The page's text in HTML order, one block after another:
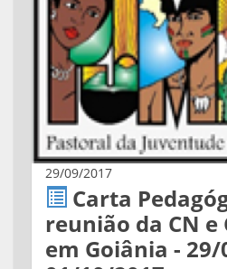
29/09/2017
Carta
reunião da CN e
em Goiânia - 29/